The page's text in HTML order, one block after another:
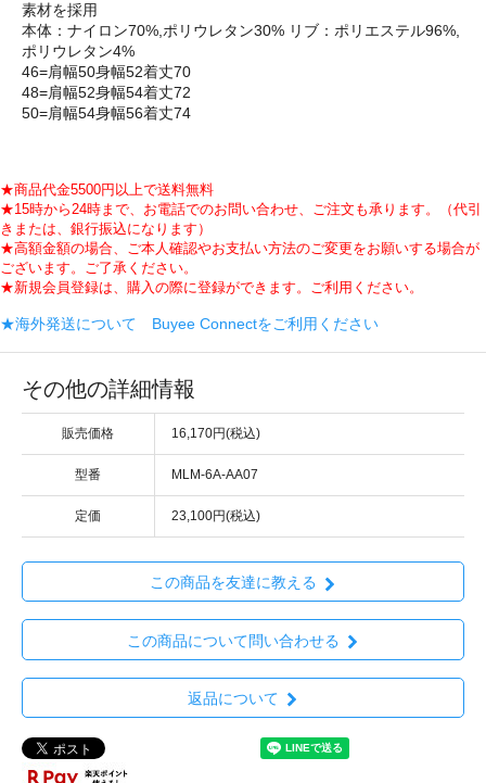
素材を採用
本体：ナイロン70%,ポリウレタン30% リブ：ポリエステル96%,
ポリウレタン4%
46=肩幅50身幅52着丈70
48=肩幅52身幅54着丈72
50=肩幅54身幅56着丈74
★商品代金5500円以上で送料無料
★15時から24時まで、お電話でのお問い合わせ、ご注文も承ります。（代引
きまたは、銀行振込になります）
★高額金額の場合、ご本人確認やお支払い方法のご変更をお願いする場合が
ございます。ご了承ください。
★新規会員登録は、購入の際に登録ができます。ご利用ください。
★海外発送について Buyee Connectをご利用ください
その他の詳細情報
販売価格 16,170円(税込)
型番 MLM-6A-AA07
定価 23,100円(税込)
この商品を友達に教える
この商品について問い合わせる
返品について